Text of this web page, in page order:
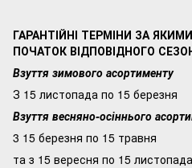
ГАРАНТІЙНІ ТЕРМІНИ ЗА
ПОЧАТОК ВІДПОВІДНОГО
Взуття зимового асортименту
З 15 листопада по 15 березня
Взуття весняно-осіннього
3 15 березня по 15 травня
та з 15 вересня по 15 листопада